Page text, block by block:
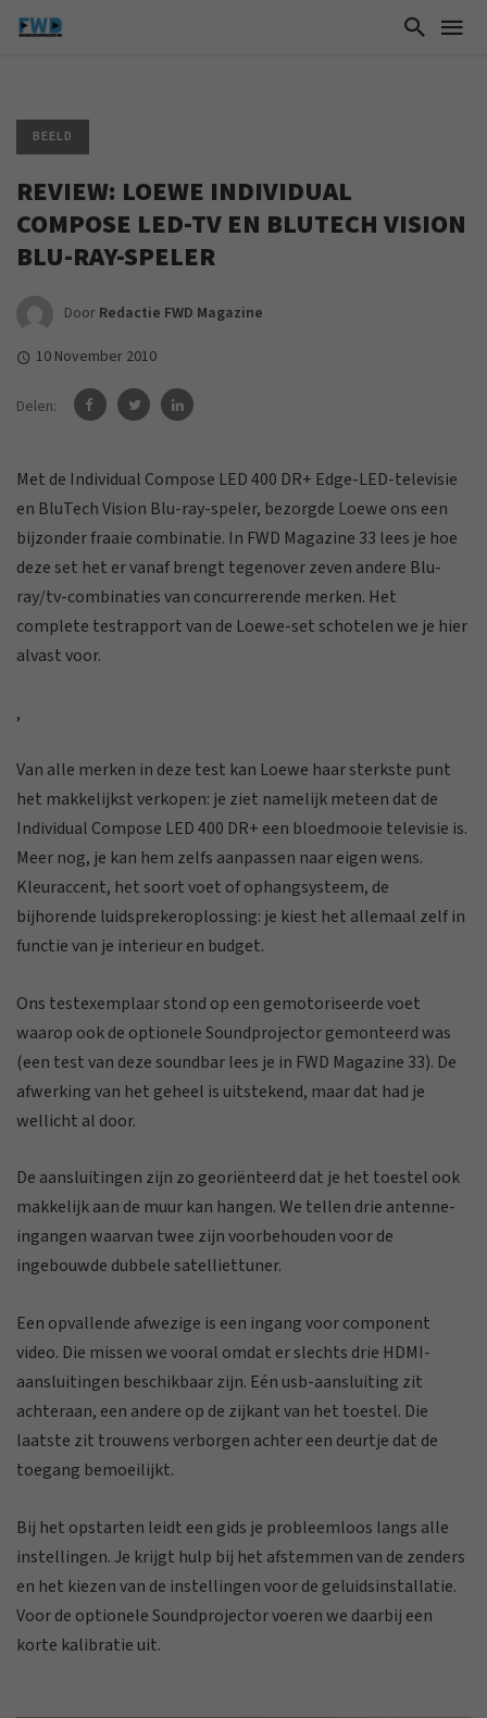
BEELD
REVIEW: LOEWE INDIVIDUAL
COMPOSE LED-TV EN BLUTECH VISION
BLU-RAY-SPELER
Door Redactie FWD Magazine
10 November 2010
Delen:
Met de Individual Compose LED 400 DR+ Edge-LED-televisie
en BluTech Vision Blu-ray-speler, bezorgde Loewe ons een
bijzonder fraaie combinatie. In FWD Magazine 33 lees je hoe
deze set het er vanaf brengt tegenover zeven andere Blu-
ray/tv-combinaties van concurrerende merken. Het
complete testrapport van de Loewe-set schotelen we je hier
alvast voor.
,
Van alle merken in deze test kan Loewe haar sterkste punt
het makkelijkst verkopen: je ziet namelijk meteen dat de
Individual Compose LED 400 DR+ een bloedmooie televisie is.
Meer nog, je kan hem zelfs aanpassen naar eigen wens.
Kleuraccent, het soort voet of ophangsysteem, de
bijhorende luidsprekeroplossing: je kiest het allemaal zelf in
functie van je interieur en budget.
Ons testexemplaar stond op een gemotoriseerde voet
waarop ook de optionele Soundprojector gemonteerd was
(een test van deze soundbar lees je in FWD Magazine 33). De
afwerking van het geheel is uitstekend, maar dat had je
wellicht al door.
De aansluitingen zijn zo georiënteerd dat je het toestel ook
makkelijk aan de muur kan hangen. We tellen drie antenne-
ingangen waarvan twee zijn voorbehouden voor de
ingebouwde dubbele satelliettuner.
Een opvallende afwezige is een ingang voor component
video. Die missen we vooral omdat er slechts drie HDMI-
aansluitingen beschikbaar zijn. Eén usb-aansluiting zit
achteraan, een andere op de zijkant van het toestel. Die
laatste zit trouwens verborgen achter een deurtje dat de
toegang bemoeilijkt.
Bij het opstarten leidt een gids je probleemloos langs alle
instellingen. Je krijgt hulp bij het afstemmen van de zenders
en het kiezen van de instellingen voor de geluidsinstallatie.
Voor de optionele Soundprojector voeren we daarbij een
korte kalibratie uit.